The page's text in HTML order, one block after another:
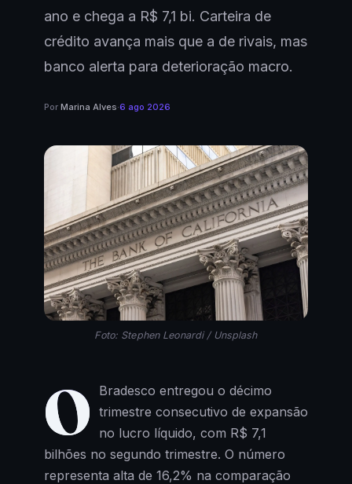
ano e chega a R$ 7,1 bi. Carteira de
crédito avança mais que a de rivais, mas
banco alerta para deterioração macro.
Por Marina Alves·6 ago 2026
Foto: Stephen Leonardi / Unsplash
O
Bradesco entregou o décimo
trimestre consecutivo de expansão
no lucro líquido, com R$ 7,1
bilhões no segundo trimestre. O número
representa alta de 16,2% na comparação